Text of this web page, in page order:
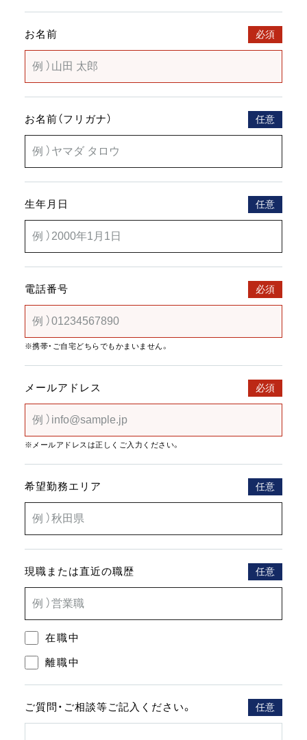
お名前 必須
お名前（フリガナ） 任意
生年月日 任意
電話番号 必須
※携帯・ご自宅どちらでもかまいません。
メールアドレス 必須
※メールアドレスは正しくご入力ください。
希望勤務エリア 任意
現職または直近の職歴 任意
在職中
離職中
ご質問・ご相談等ご記入ください。 任意